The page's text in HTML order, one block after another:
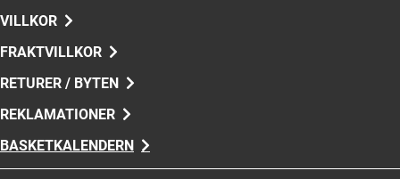
VILLKOR
FRAKTVILLKOR
RETURER / BYTEN
REKLAMATIONER
BASKETKALENDERN